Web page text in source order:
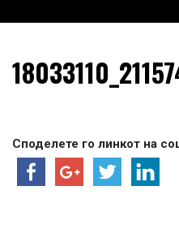
to
Граѓанска
Македонија
Споделете го линкот на